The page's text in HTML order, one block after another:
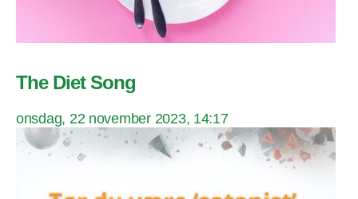
The Diet Song
onsdag, 22 november 2023, 14:17